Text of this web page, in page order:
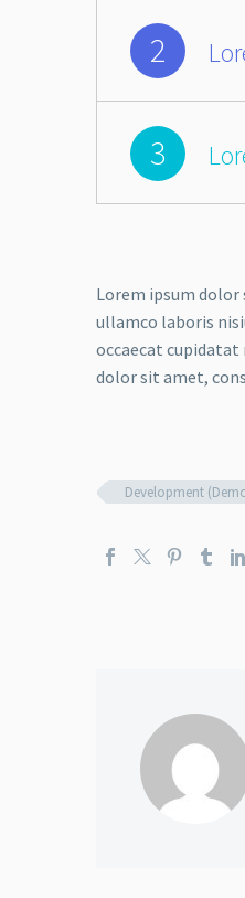
2
3
Lorem ipsum
ullamco laboris
occaecat
dolor sit amet,
Development